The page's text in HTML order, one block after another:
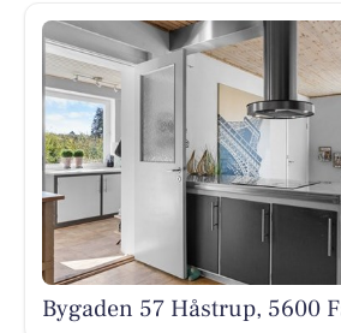
Bygaden 57 Håstrup, 5600